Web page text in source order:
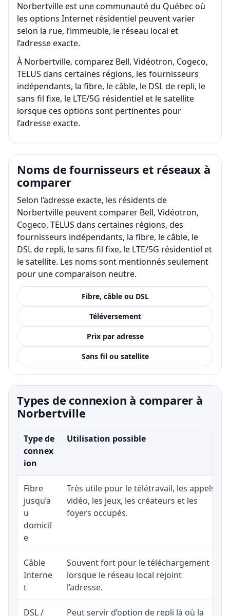
Norbertville est une communauté du Québec où
les options Internet résidentiel peuvent varier
selon la rue, l’immeuble, le réseau local et
l’adresse exacte.
À Norbertville, comparez Bell, Vidéotron, Cogeco,
TELUS dans certaines régions, les fournisseurs
indépendants, la fibre, le câble, le DSL de repli, le
sans fil fixe, le LTE/5G résidentiel et le satellite
lorsque ces options sont pertinentes pour
l’adresse exacte.
Noms de fournisseurs et réseaux à
comparer
Selon l’adresse exacte, les résidents de
Norbertville peuvent comparer Bell, Vidéotron,
Cogeco, TELUS dans certaines régions, des
fournisseurs indépendants, la fibre, le câble, le
DSL de repli, le sans fil fixe, le LTE/5G résidentiel et
le satellite. Les noms sont mentionnés seulement
pour une comparaison neutre.
Fibre, câble ou DSL
Téléversement
Prix par adresse
Sans fil ou satellite
Types de connexion à comparer à
Norbertville
Type de
connex
ion
Utilisation possible
Fibre
jusqu’a
u
domicil
e
Très utile pour le télétravail, les appels
vidéo, les jeux, les créateurs et les
foyers occupés.
Câble
Interne
t
Souvent fort pour le téléchargement
lorsque le réseau local rejoint
l’adresse.
DSL / Peut servir d’option de repli là où la